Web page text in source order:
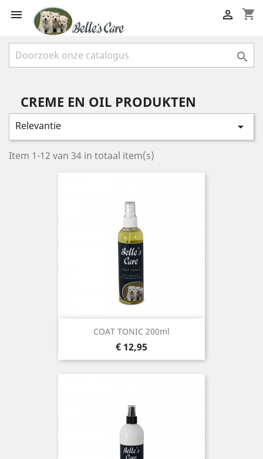
 shopping_cart


CREME EN OIL PRODUKTEN
Relevantie 
Item 1-12 van 34 in totaal item(s)
COAT TONIC 200ml
Prijs
€ 12,95